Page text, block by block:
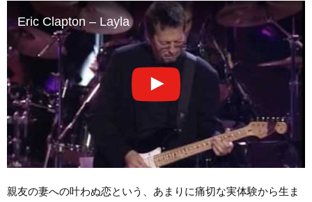
Eric Clapton – Layla
親友の妻への叶わぬ恋という、あまりに痛切な実体験から生ま